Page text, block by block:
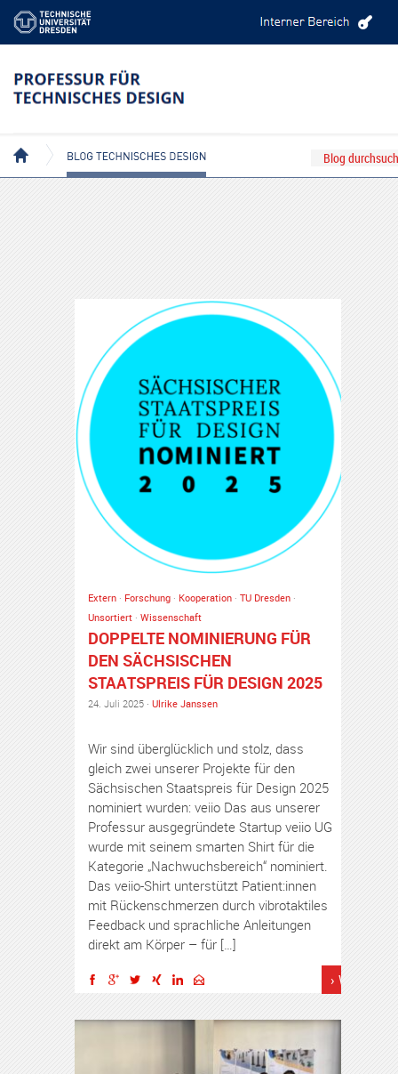
BEITRÄGE MIT DEM TAG: DESIGNFORSCHUNG
Extern · Forschung · Kooperation · TU Dresden ·
Unsortiert · Wissenschaft
DOPPELTE NOMINIERUNG FÜR
DEN SÄCHSISCHEN
STAATSPREIS FÜR DESIGN 2025
24. Juli 2025 · Ulrike Janssen
Wir sind überglücklich und stolz, dass
gleich zwei unserer Projekte für den
Sächsischen Staatspreis für Design 2025
nominiert wurden: veiio Das aus unserer
Professur ausgegründete Startup veiio UG
wurde mit seinem smarten Shirt für die
Kategorie „Nachwuchsbereich“ nominiert.
Das veiio-Shirt unterstützt Patient:innen
mit Rückenschmerzen durch vibrotaktiles
Feedback und sprachliche Anleitungen
direkt am Körper – für […]
›